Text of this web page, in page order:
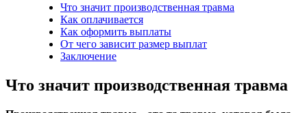
Что значит производственная травма
Как оплачивается
Как оформить выплаты
От чего зависит размер выплат
Заключение
Что значит производственная травма